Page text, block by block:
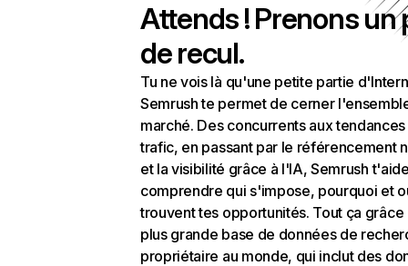
Attends ! Prenons un
de recul.
Tu ne vois là qu'une petite partie
Semrush te permet de cerner
marché. Des concurrents aux
trafic, en passant par le référencement
et la visibilité grâce à l'IA, Semrush
comprendre qui s'impose, pourquoi et
trouvent tes opportunités. Tout ça grâce
plus grande base de données de
propriétaire au monde, qui inclut des